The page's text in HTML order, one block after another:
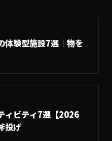
体験型施設7選｜物を
ィビティ7選【2026
投げ